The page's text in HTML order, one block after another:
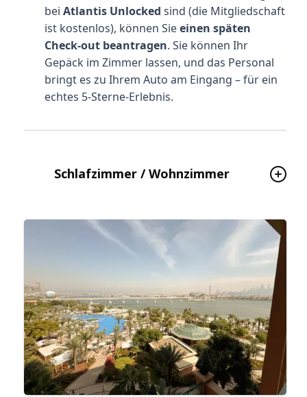
bei Atlantis Unlocked sind (die Mitgliedschaft
ist kostenlos), können Sieeinen späten
Check-out beantragen. Sie können Ihr
Gepäck im Zimmer lassen, und das Personal
bringt es zu Ihrem Auto am Eingang – für ein
echtes 5-Sterne-Erlebnis.
Schlafzimmer / Wohnzimmer